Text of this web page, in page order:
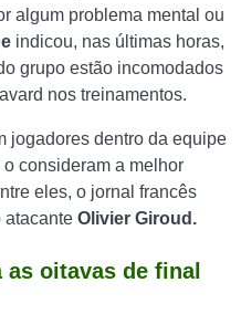
algum problema mental ou
indicou, nas últimas horas,
grupo estão incomodados
nos treinamentos.
jogadores dentro da equipe
consideram a melhor
eles, o jornal francês
atacante Olivier Giroud.
as oitavas de final